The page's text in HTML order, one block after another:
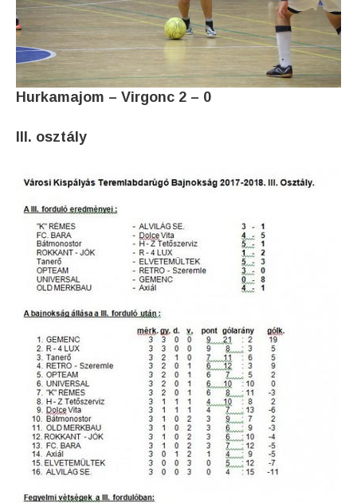
Hurkamajom – Virgonc 2 – 0
III. osztály